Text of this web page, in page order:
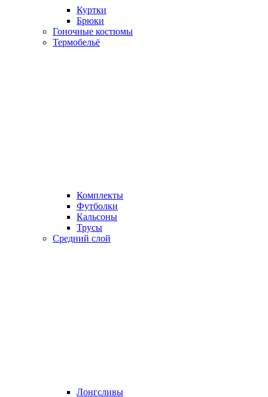
Куртки
Брюки
Гоночные костюмы
Термобельё
Комплекты
Футболки
Кальсоны
Трусы
Средний слой
Лонгсливы